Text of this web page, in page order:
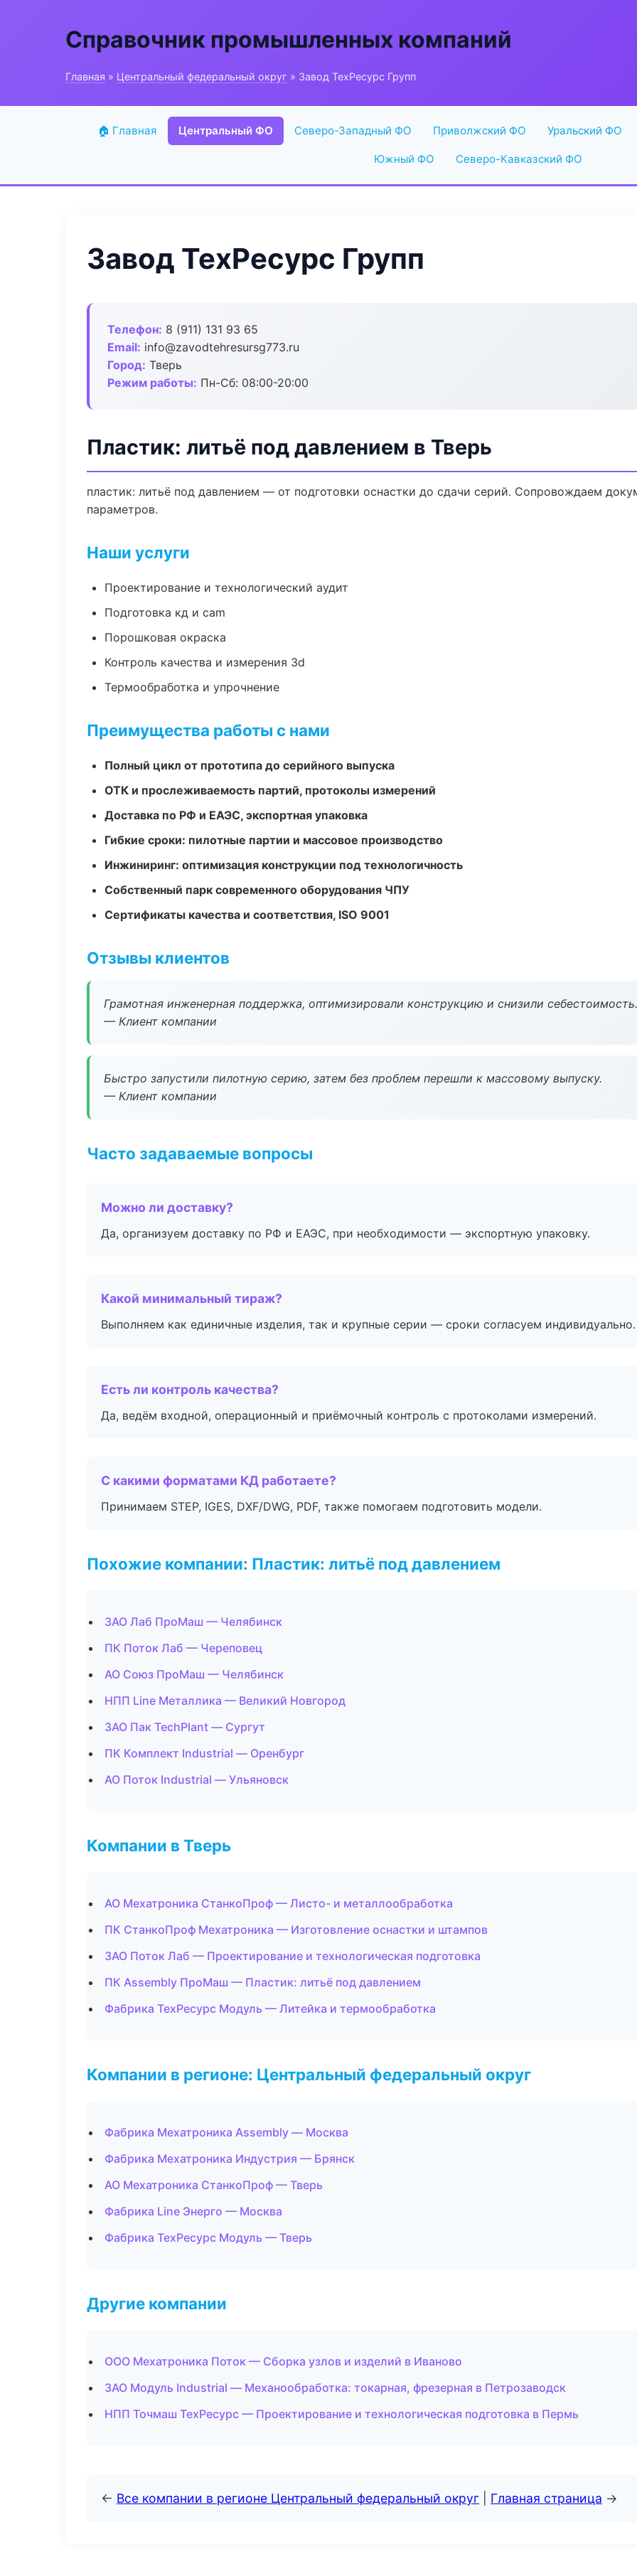
Справочник промышленных компаний
Главная » Центральный федеральный округ » Завод ТехРесурс Групп
🏠 Главная Центральный ФО Северо-Западный ФО Приволжский ФО Уральский ФО
Южный ФО Северо-Кавказский ФО
Завод ТехРесурс Групп
Телефон: 8 (911) 131 93 65
Email: info@zavodtehresursg773.ru
Город: Тверь
Режим работы: Пн-Сб: 08:00-20:00
Пластик: литьё под давлением в Тверь
пластик: литьё под давлением — от подготовки оснастки до сдачи серий. Сопровождаем
параметров.
Наши услуги
Проектирование и технологический аудит
Подготовка кд и cam
Порошковая окраска
Контроль качества и измерения 3d
Термообработка и упрочнение
Преимущества работы с нами
Полный цикл от прототипа до серийного выпуска
ОТК и прослеживаемость партий, протоколы измерений
Доставка по РФ и ЕАЭС, экспортная упаковка
Гибкие сроки: пилотные партии и массовое производство
Инжиниринг: оптимизация конструкции под технологичность
Собственный парк современного оборудования ЧПУ
Сертификаты качества и соответствия, ISO 9001
Отзывы клиентов
Грамотная инженерная поддержка, оптимизировали конструкцию и снизили себестоимость.
— Клиент компании
Быстро запустили пилотную серию, затем без проблем перешли к массовому выпуску.
— Клиент компании
Часто задаваемые вопросы
Можно ли доставку?
Да, организуем доставку по РФ и ЕАЭС, при необходимости — экспортную упаковку.
Какой минимальный тираж?
Выполняем как единичные изделия, так и крупные серии — сроки согласуем индивидуально.
Есть ли контроль качества?
Да, ведём входной, операционный и приёмочный контроль с протоколами измерений.
С какими форматами КД работаете?
Принимаем STEP, IGES, DXF/DWG, PDF, также помогаем подготовить модели.
Похожие компании: Пластик: литьё под давлением
ЗАО Лаб ПроМаш — Челябинск
ПК Поток Лаб — Череповец
АО Союз ПроМаш — Челябинск
НПП Line Металлика — Великий Новгород
ЗАО Пак TechPlant — Сургут
ПК Комплект Industrial — Оренбург
АО Поток Industrial — Ульяновск
Компании в Тверь
АО Мехатроника СтанкоПроф — Листо- и металлообработка
ПК СтанкоПроф Мехатроника — Изготовление оснастки и штампов
ЗАО Поток Лаб — Проектирование и технологическая подготовка
ПК Assembly ПроМаш — Пластик: литьё под давлением
Фабрика ТехРесурс Модуль — Литейка и термообработка
Компании в регионе: Центральный федеральный округ
Фабрика Мехатроника Assembly — Москва
Фабрика Мехатроника Индустрия — Брянск
АО Мехатроника СтанкоПроф — Тверь
Фабрика Line Энерго — Москва
Фабрика ТехРесурс Модуль — Тверь
Другие компании
ООО Мехатроника Поток — Сборка узлов и изделий в Иваново
ЗАО Модуль Industrial — Механообработка: токарная, фрезерная в Петрозаводск
НПП Точмаш ТехРесурс — Проектирование и технологическая подготовка в Пермь
← Все компании в регионе Центральный федеральный округ Главная страница →